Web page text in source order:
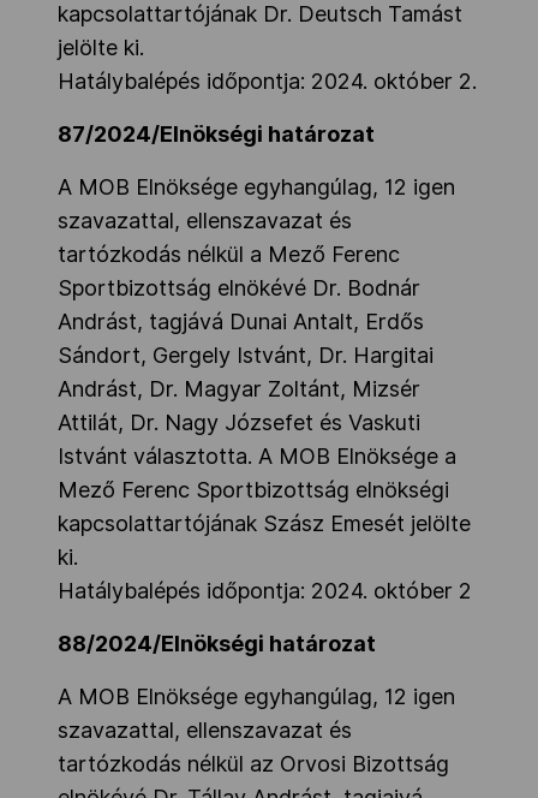
kapcsolattartójának Dr. Deutsch Tamást
jelölte ki.
Hatálybalépés időpontja: 2024. október 2.
87/2024/Elnökségi határozat
A MOB Elnöksége egyhangúlag, 12 igen
szavazattal, ellenszavazat és
tartózkodás nélkül a Mező Ferenc
Sportbizottság elnökévé Dr. Bodnár
Andrást, tagjává Dunai Antalt, Erdős
Sándort, Gergely Istvánt, Dr. Hargitai
Andrást, Dr. Magyar Zoltánt, Mizsér
Attilát, Dr. Nagy Józsefet és Vaskuti
Istvánt választotta. A MOB Elnöksége a
Mező Ferenc Sportbizottság elnökségi
kapcsolattartójának Szász Emesét jelölte
ki.
Hatálybalépés időpontja: 2024. október 2
88/2024/Elnökségi határozat
A MOB Elnöksége egyhangúlag, 12 igen
szavazattal, ellenszavazat és
tartózkodás nélkül az Orvosi Bizottság